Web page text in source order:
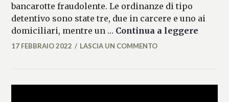
bancarotte fraudolente. Le ordinanze di tipo
detentivo sono state tre, due in carcere e uno ai
domiciliari, mentre un … Continua a leggere
ALESSIA
17 FEBBRAIO 2022 LASCIA UN COMMENTO